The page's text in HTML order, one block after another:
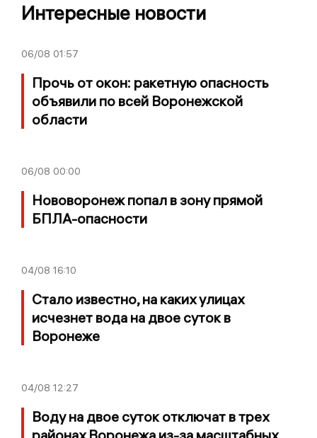
Интересные новости
06/08 01:57
Прочь от окон: ракетную опасность
объявили по всей Воронежской
области
06/08 00:00
Нововоронеж попал в зону прямой
БПЛА-опасности
04/08 16:10
Стало известно, на каких улицах
исчезнет вода на двое суток в
Воронеже
04/08 12:27
Воду на двое суток отключат в трех